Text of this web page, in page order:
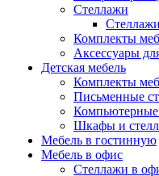
Стеллажи
Комплекты
Аксессуары
Детская мебель
Комплекты
Письменные
Шкафы и
Мебель в гостинную
Мебель в офис
Стеллажи в